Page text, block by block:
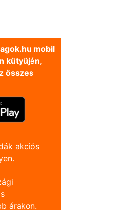
mobil
kütyüjén,
összes
akciós
árakon.